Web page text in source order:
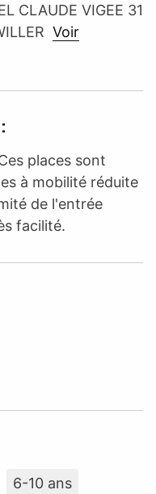
CLAUDE VIGEE 31
Voir
places sont
à mobilité réduite
de l'entrée
facilité.
6-10 ans